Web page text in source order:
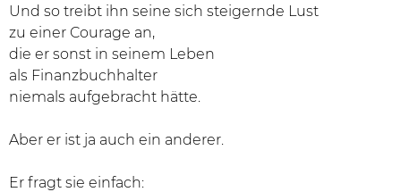
Und so treibt ihn seine sich steigernde Lust
zu einer Courage an,
die er sonst in seinem Leben
als Finanzbuchhalter
niemals aufgebracht hätte.
Aber er ist ja auch ein anderer.
Er fragt sie einfach: